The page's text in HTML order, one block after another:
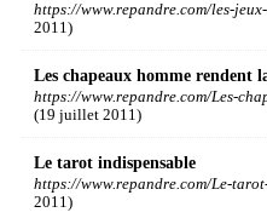
https://www.repandre.com/les-
2011)
Les chapeaux homme rendent
https://www.repandre.com/Les-
(19 juillet 2011)
Le tarot indispensable
https://www.repandre.com/Le-
2011)